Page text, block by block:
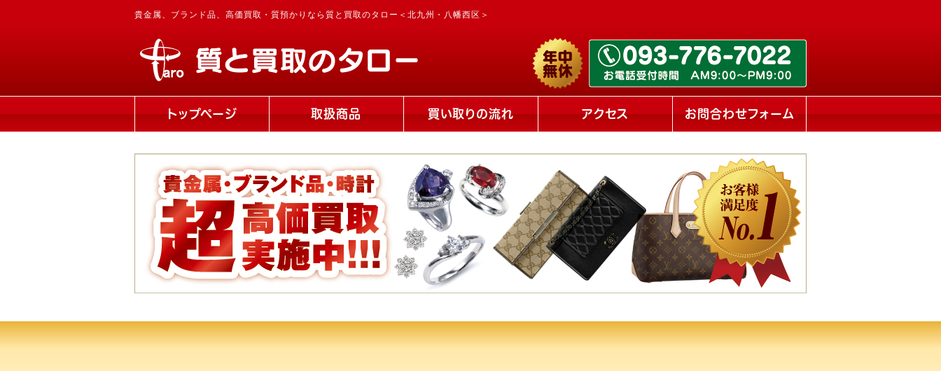
貴金属、ブランド品、高価買取・質預かりなら質と買取のタロー＜北九州・八幡西区＞
トップページ 取扱商品 買い取りの流れ アクセス お問合わせフォーム